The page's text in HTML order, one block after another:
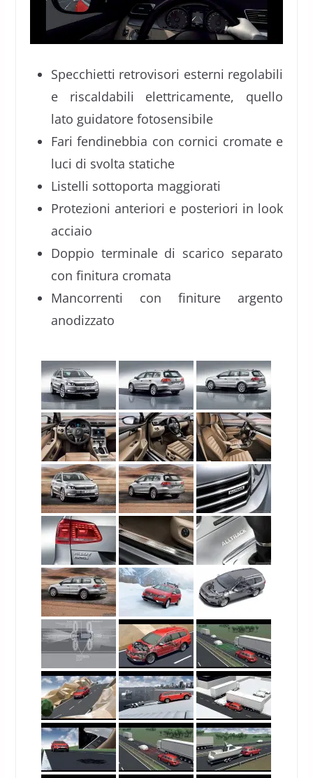
Specchietti retrovisori esterni regolabili
e riscaldabili elettricamente, quello
lato guidatore fotosensibile
Fari fendinebbia con cornici cromate e
luci di svolta statiche
Listelli sottoporta maggiorati
Protezioni anteriori e posteriori in look
acciaio
Doppio terminale di scarico separato
con finitura cromata
Mancorrenti con finiture argento
anodizzato